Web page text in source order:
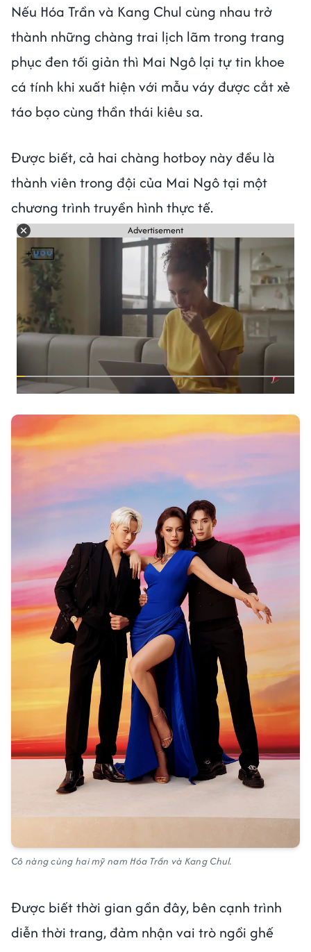
Nếu Hóa Trần và Kang Chul cùng nhau trở
thành những chàng trai lịch lãm trong trang
phục đen tối giản thì Mai Ngô lại tự tin khoe
cá tính khi xuất hiện với mẫu váy được cắt xẻ
táo bạo cùng thần thái kiêu sa.
Được biết, cả hai chàng hotboy này đều là
thành viên trong đội của Mai Ngô tại một
chương trình truyền hình thực tế.
Advertisement
Cô nàng cùng hai mỹ nam Hóa Trần và Kang Chul.
Được biết thời gian gần đây, bên cạnh trình
diễn thời trang, đảm nhận vai trò ngồi ghế